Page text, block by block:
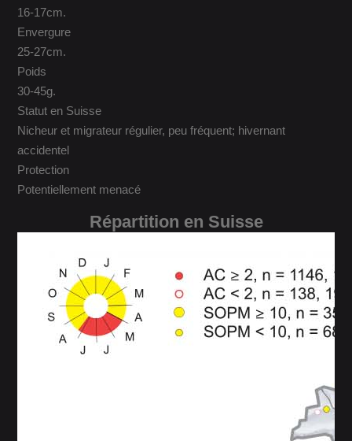
16-17cm.
Envergure
25-27cm.
Poids
30-45g.
Statut en Suisse
Nicheur et migrateur régulier, peu fréquent; hivernant
accidentel
Protection
Potentiellement menacé
Répartition en Suisse